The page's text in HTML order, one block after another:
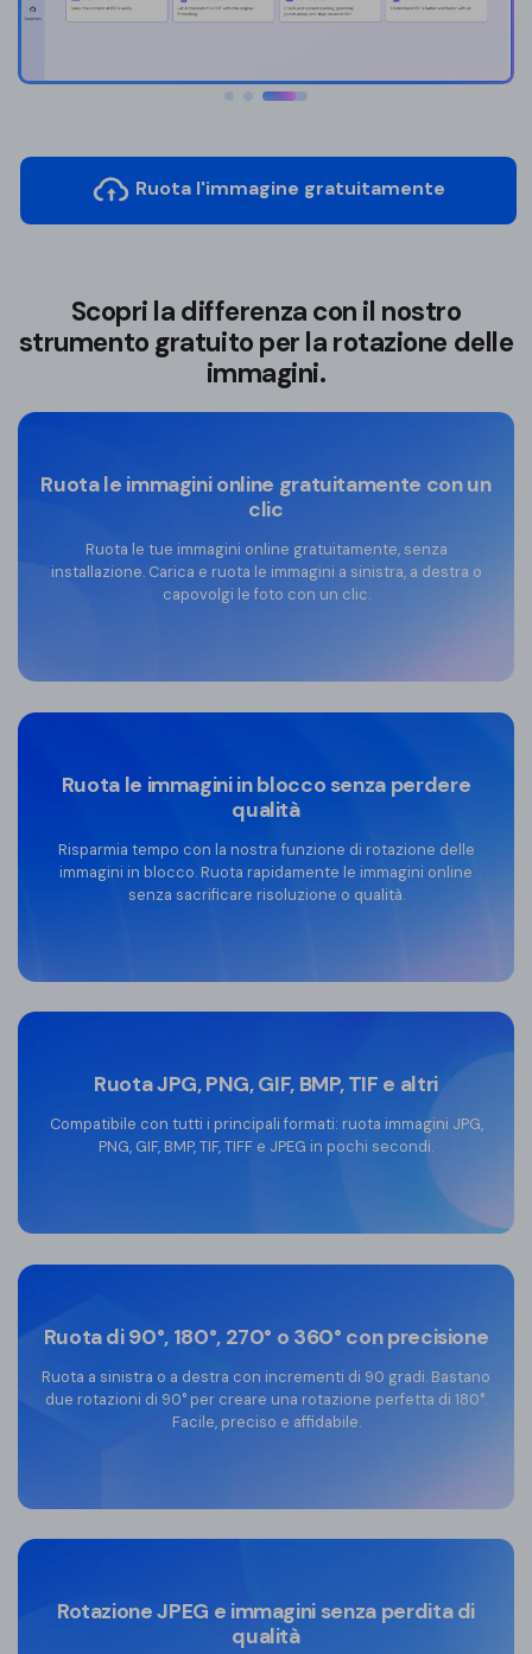
Ruota l'immagine gratuitamente
Scopri la differenza con il nostro
strumento gratuito per la rotazione delle
immagini.
Ruota le immagini online gratuitamente con un
clic
Ruota le tue immagini online gratuitamente, senza
installazione. Carica e ruota le immagini a sinistra, a destra o
capovolgi le foto con un clic.
Ruota le immagini in blocco senza perdere
qualità
Risparmia tempo con la nostra funzione di rotazione delle
immagini in blocco. Ruota rapidamente le immagini online
senza sacrificare risoluzione o qualità.
Ruota JPG, PNG, GIF, BMP, TIF e altri
Compatibile con tutti i principali formati: ruota immagini JPG,
PNG, GIF, BMP, TIF, TIFF e JPEG in pochi secondi.
Ruota di 90°, 180°, 270° o 360° con precisione
Ruota a sinistra o a destra con incrementi di 90 gradi. Bastano
due rotazioni di 90° per creare una rotazione perfetta di 180°.
Facile, preciso e affidabile.
Rotazione JPEG e immagini senza perdita di
qualità